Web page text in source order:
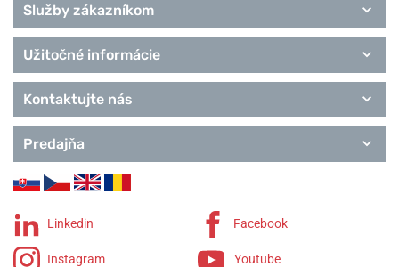
Služby zákazníkom
Užitočné informácie
Kontaktujte nás
Predajňa
Linkedin Facebook
Instagram Youtube